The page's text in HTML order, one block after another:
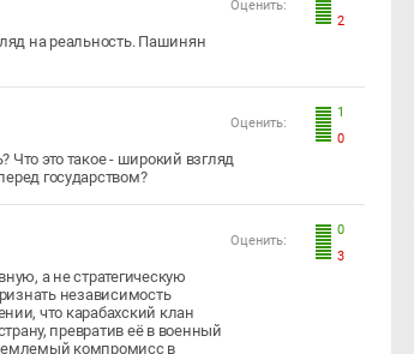
2
Оценить:
на реальность. Пашинян
1
0
Оценить:
это такое - широкий взгляд
государством?
0
3
Оценить:
а не стратегическую
независимость
что карабахский клан
превратив её в военный
компромисс в